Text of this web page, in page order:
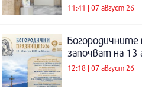
11:41 | 07 август 26
Богородичните
започват на 13
12:18 | 07 август 26